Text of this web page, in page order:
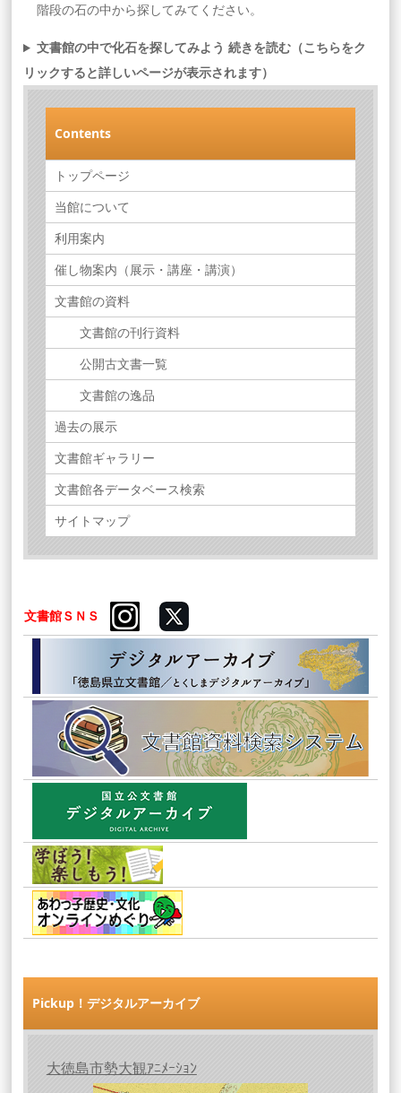
階段の石の中から探してみてください。
文書館の中で化石を探してみよう 続きを読む（こちらをク
リックすると詳しいページが表示されます）
Contents
トップページ
当館について
利用案内
催し物案内（展示・講座・講演）
文書館の資料
文書館の刊行資料
公開古文書一覧
文書館の逸品
過去の展示
文書館ギャラリー
文書館各データベース検索
サイトマップ
文書館ＳＮＳ
Pickup！デジタルアーカイブ
大徳島市勢大観ｱﾆﾒｰｼｮﾝ